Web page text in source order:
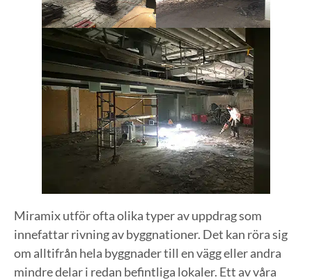
Miramix utför ofta olika typer av uppdrag som
innefattar rivning av byggnationer. Det kan röra sig
om alltifrån hela byggnader till en vägg eller andra
mindre delar i redan befintliga lokaler. Ett av våra